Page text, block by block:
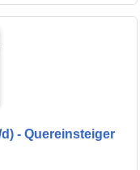
- Quereinsteiger